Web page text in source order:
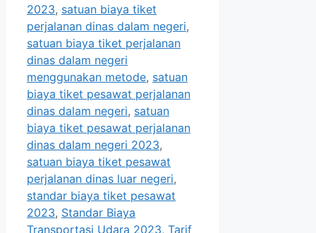
2023, satuan biaya tiket
perjalanan dinas dalam negeri,
satuan biaya tiket perjalanan
dinas dalam negeri
menggunakan metode, satuan
biaya tiket pesawat perjalanan
dinas dalam negeri, satuan
biaya tiket pesawat perjalanan
dinas dalam negeri 2023,
satuan biaya tiket pesawat
perjalanan dinas luar negeri,
standar biaya tiket pesawat
2023, Standar Biaya
Transportasi Udara 2023, Tarif